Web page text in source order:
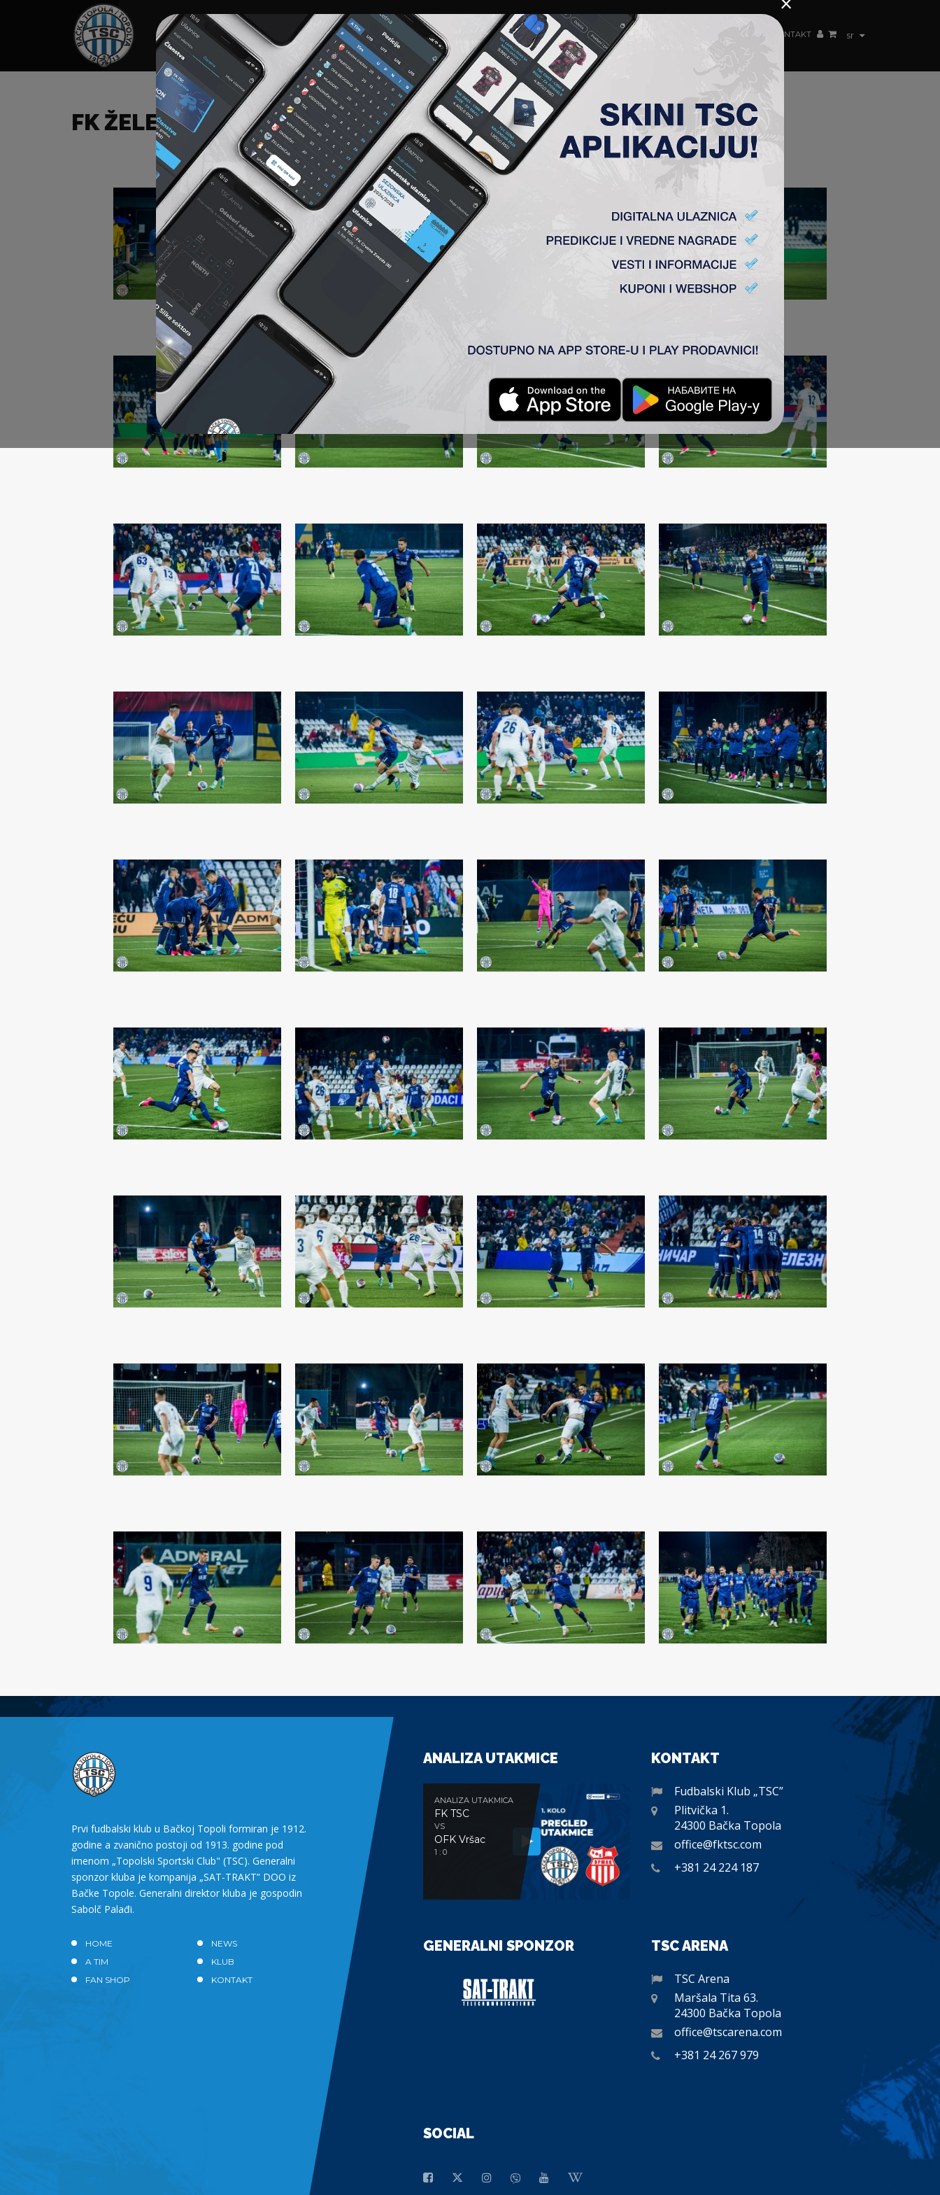
sr
HOME SPONZORI NEWS GALERIJE A TIM ČLANSTVO AKREDITACIJE KLUB AKADEMIJA ŽENSKI TIM KONTAKT
FK ŽELEZNIČAR (P) – FK TSC
Prvi fudbalski klub u Bačkoj Topoli formiran je 1912.
godine a zvanično postoji od 1913. godine pod
imenom „Topolski Sportski Club" (TSC). Generalni
sponzor kluba je kompanija „SAT-TRAKT” DOO iz
Bačke Topole. Generalni direktor kluba je gospodin
Sabolč Palađi.
HOME
NEWS
A TIM
KLUB
FAN SHOP
KONTAKT
ANALIZA UTAKMICE
ANALIZA UTAKMICA
FK TSC
VS
OFK Vršac
1 : 0
KONTAKT
Fudbalski Klub „TSC”
Plitvička 1.
24300 Bačka Topola
office@fktsc.com
+381 24 224 187
GENERALNI SPONZOR TSC ARENA
TSC Arena
Maršala Tita 63.
24300 Bačka Topola
office@tscarena.com
+381 24 267 979
SOCIAL